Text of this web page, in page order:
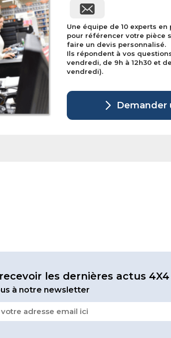
Une équipe de 10 experts
pour référencer votre pièce
faire un devis personnalisé.
Ils répondent à vos
vendredi, de 9h à 12h30 et de
vendredi).
Demander
les dernières actus
à notre newsletter